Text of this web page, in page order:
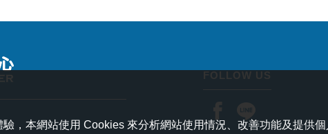
FOLLOW US
，本網站使用 Cookies 來分析網站使用情況、改善功能及提供